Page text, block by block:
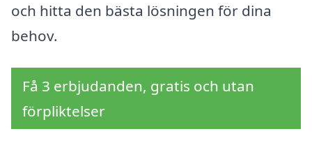
och hitta den bästa lösningen för dina
behov.
Få 3 erbjudanden, gratis och utan
förpliktelser